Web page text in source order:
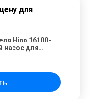
для
Hino 16100-
насос для